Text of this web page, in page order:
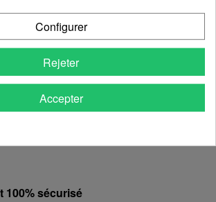
100% sécurisé
Configurer
Rejeter
Accepter